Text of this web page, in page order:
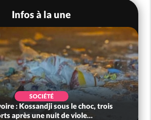
Infos à la une
SOCIÉTÉ
: Kossandji sous le choc, trois
après une nuit de viole...